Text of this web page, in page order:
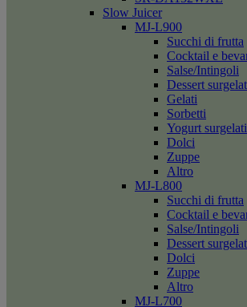
Slow Juicer
MJ-L900
Succhi di frutta
Cocktail e
Salse/Intingoli
Dessert
Gelati
Sorbetti
Yogurt surgelati
Dolci
Zuppe
Altro
MJ-L800
Succhi di frutta
Cocktail e
Salse/Intingoli
Dessert
Dolci
Zuppe
Altro
MJ-L700